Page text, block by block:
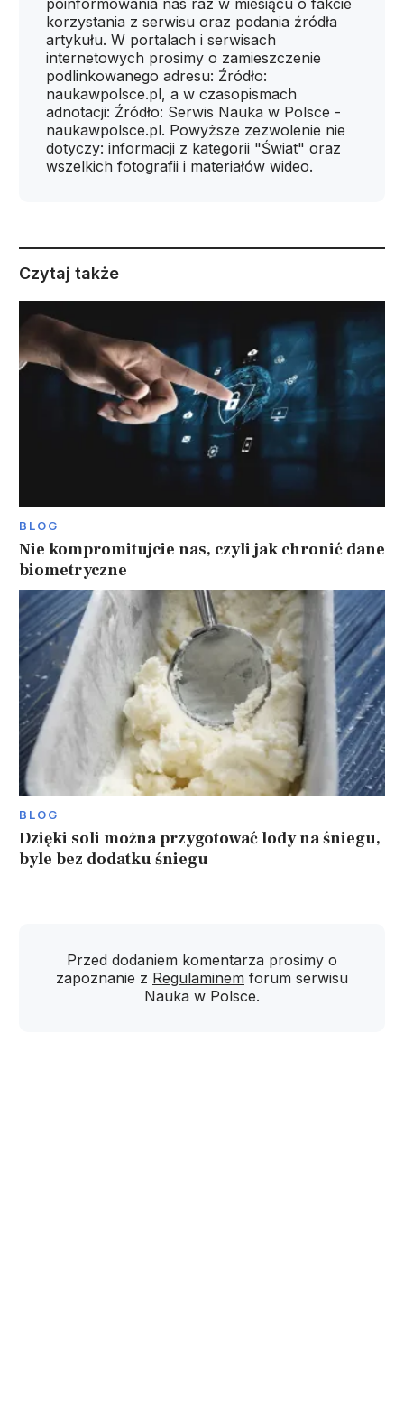
poinformowania nas raz w miesiącu o fakcie
korzystania z serwisu oraz podania źródła
artykułu. W portalach i serwisach
internetowych prosimy o zamieszczenie
podlinkowanego adresu: Źródło:
naukawpolsce.pl, a w czasopismach
adnotacji: Źródło: Serwis Nauka w Polsce -
naukawpolsce.pl. Powyższe zezwolenie nie
dotyczy: informacji z kategorii "Świat" oraz
wszelkich fotografii i materiałów wideo.
Czytaj także
BLOG
Nie kompromitujcie nas, czyli jak chronić dane
biometryczne
BLOG
Dzięki soli można przygotować lody na śniegu,
byle bez dodatku śniegu
Przed dodaniem komentarza prosimy o
zapoznanie z Regulaminem forum serwisu
Nauka w Polsce.